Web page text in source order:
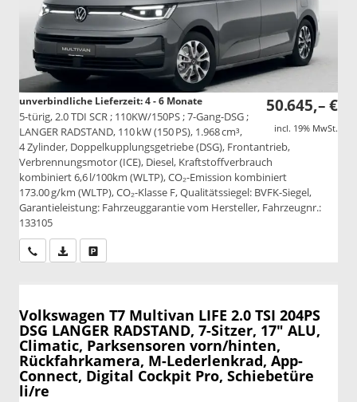
50.645,– €
incl. 19% MwSt.
unverbindliche Lieferzeit: 4 - 6 Monate
5-türig, 2.0 TDI SCR ; 110KW/150PS ; 7-Gang-DSG ;
LANGER RADSTAND, 110 kW (150 PS), 1.968 cm³,
4 Zylinder, Doppelkupplungsgetriebe (DSG), Frontantrieb,
Verbrennungsmotor (ICE), Diesel, Kraftstoffverbrauch
kombiniert 6,6 l/100km (WLTP), CO₂-Emission kombiniert
173.00 g/km (WLTP), CO₂-Klasse F, Qualitätssiegel: BVFK-Siegel,
Garantieleistung: Fahrzeuggarantie vom Hersteller, Fahrzeugnr.:
133105
Wir rufen Sie anPDF-Datei, Fahrzeugexposé drucken
Volkswagen T7 Multivan LIFE 2.0 TSI 204PS
DSG LANGER RADSTAND, 7-Sitzer, 17" ALU,
Climatic, Parksensoren vorn/hinten,
Rückfahrkamera, M-Lederlenkrad, App-
Connect, Digital Cockpit Pro, Schiebetüre
li/re